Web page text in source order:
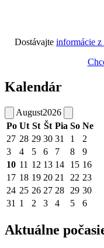
Dostávajte informácie z
Kalendár
August2026
Po Ut St Št Pia So Ne
27 28 29 30 31 1
2
3
4 5 6 7 8
9
10 11 12 13 14 15 16
17 18 19 20 21 22 23
24 25 26 27 28 29 30
31 1 2 3 4 5 6
Aktuálne